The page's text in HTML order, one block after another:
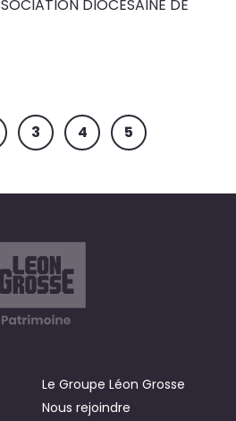
DIOCESAINE DE
3 4 5
Le Groupe Léon Grosse
Nous rejoindre